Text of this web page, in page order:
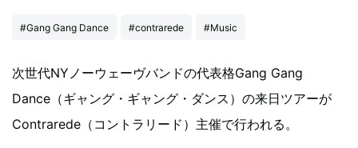
#Gang Gang Dance #contrarede #Music
次世代NYノーウェーヴバンドの代表格Gang Gang
Dance（ギャング・ギャング・ダンス）の来日ツアーが
Contrarede（コントラリード）主催で行われる。